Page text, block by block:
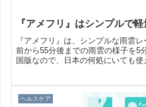
『アメフリ』はシンプルで
『アメフリ』は、シンプルな雨雲
前から55分後までの雨雲の様子を5
国版なので、日本の何処にいても使
ヘルスケア